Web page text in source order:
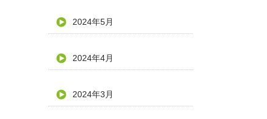
2024年5月
2024年4月
2024年3月